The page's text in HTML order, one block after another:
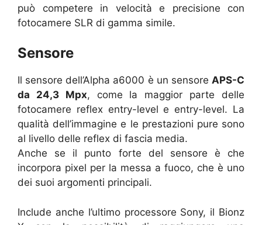
può competere in velocità e precisione con
fotocamere SLR di gamma simile.
Sensore
Il sensore dell’Alpha a6000 è un sensore APS-C
da 24,3 Mpx, come la maggior parte delle
fotocamere reflex entry-level e entry-level. La
qualità dell’immagine e le prestazioni pure sono
al livello delle reflex di fascia media.
Anche se il punto forte del sensore è che
incorpora pixel per la messa a fuoco, che è uno
dei suoi argomenti principali.
Include anche l’ultimo processore Sony, il Bionz